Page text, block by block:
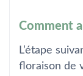
Comment
L’étape
floraison de